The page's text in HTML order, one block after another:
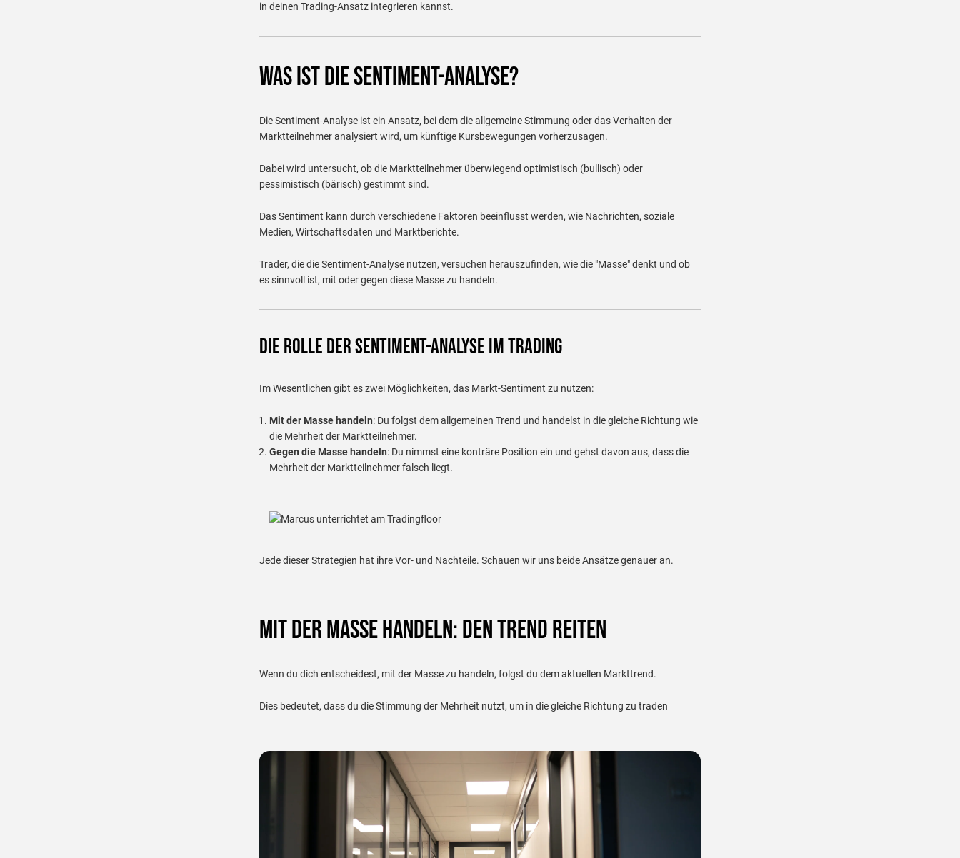
in deinen Trading-Ansatz integrieren kannst.
Was ist die Sentiment-Analyse?
Die Sentiment-Analyse ist ein Ansatz, bei dem die allgemeine Stimmung oder das Verhalten der
Marktteilnehmer analysiert wird, um künftige Kursbewegungen vorherzusagen.
Dabei wird untersucht, ob die Marktteilnehmer überwiegend optimistisch (bullisch) oder
pessimistisch (bärisch) gestimmt sind.
Das Sentiment kann durch verschiedene Faktoren beeinflusst werden, wie Nachrichten, soziale
Medien, Wirtschaftsdaten und Marktberichte.
Trader, die die Sentiment-Analyse nutzen, versuchen herauszufinden, wie die "Masse" denkt und ob
es sinnvoll ist, mit oder gegen diese Masse zu handeln.
Die Rolle der Sentiment-Analyse im Trading
Im Wesentlichen gibt es zwei Möglichkeiten, das Markt-Sentiment zu nutzen:
Mit der Masse handeln: Du folgst dem allgemeinen Trend und handelst in die gleiche Richtung wie
die Mehrheit der Marktteilnehmer.
Gegen die Masse handeln: Du nimmst eine konträre Position ein und gehst davon aus, dass die
Mehrheit der Marktteilnehmer falsch liegt.
Jede dieser Strategien hat ihre Vor- und Nachteile. Schauen wir uns beide Ansätze genauer an.
Mit der Masse handeln: Den Trend reiten
Wenn du dich entscheidest, mit der Masse zu handeln, folgst du dem aktuellen Markttrend.
Dies bedeutet, dass du die Stimmung der Mehrheit nutzt, um in die gleiche Richtung zu traden